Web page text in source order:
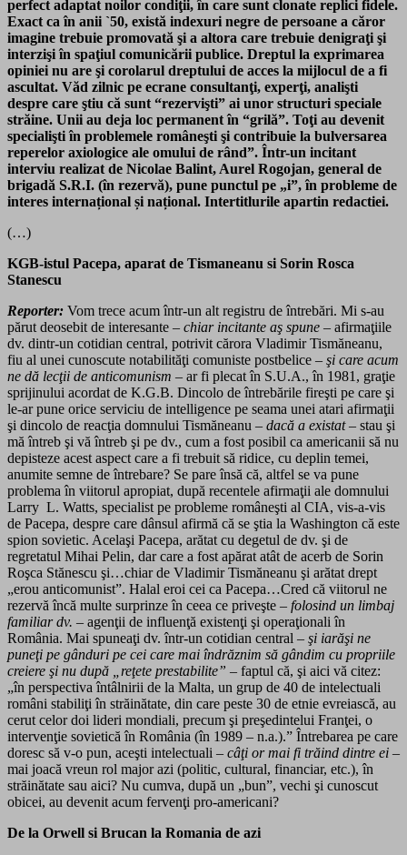
perfect adaptat noilor condiţii, în care sunt clonate replici fidele.
Exact ca în anii `50, există indexuri negre de persoane a căror
imagine trebuie promovată şi a altora care trebuie denigraţi şi
interzişi în spaţiul comunicării publice. Dreptul la exprimarea
opiniei nu are şi corolarul dreptului de acces la mijlocul de a fi
ascultat. Văd zilnic pe ecrane consultanţi, experţi, analişti
despre care ştiu că sunt “rezervişti” ai unor structuri speciale
străine. Unii au deja loc permanent în “grilă”. Toţi au devenit
specialişti în problemele româneşti şi contribuie la bulversarea
reperelor axiologice ale omului de rând”. Într-un incitant
interviu realizat de Nicolae Balint, Aurel Rogojan, general de
brigadă S.R.I. (în rezervă), pune punctul pe „i”, în probleme de
interes internațional și național. Intertitlurile apartin redactiei.
(…)
KGB-istul Pacepa, aparat de Tismaneanu si Sorin Rosca
Stanescu
Reporter: Vom trece acum într-un alt registru de întrebări. Mi s-au
părut deosebit de interesante – chiar incitante aş spune – afirmaţiile
dv. dintr-un cotidian central, potrivit cărora Vladimir Tismăneanu,
fiu al unei cunoscute notabilităţi comuniste postbelice – şi care acum
ne dă lecţii de anticomunism – ar fi plecat în S.U.A., în 1981, graţie
sprijinului acordat de K.G.B. Dincolo de întrebările fireşti pe care şi
le-ar pune orice serviciu de intelligence pe seama unei atari afirmaţii
şi dincolo de reacţia domnului Tismăneanu – dacă a existat– stau şi
mă întreb şi vă întreb şi pe dv., cum a fost posibil ca americanii să nu
depisteze acest aspect care a fi trebuit să ridice, cu deplin temei,
anumite semne de întrebare? Se pare însă că, altfel se va pune
problema în viitorul apropiat, după recentele afirmaţii ale domnului
Larry L. Watts, specialist pe probleme româneşti al CIA, vis-a-vis
de Pacepa, despre care dânsul afirmă că se ştia la Washington că este
spion sovietic. Acelaşi Pacepa, arătat cu degetul de dv. şi de
regretatul Mihai Pelin, dar care a fost apărat atât de acerb de Sorin
Roşca Stănescu şi…chiar de Vladimir Tismăneanu şi arătat drept
„erou anticomunist”. Halal eroi cei ca Pacepa…Cred că viitorul ne
rezervă încă multe surprinze în ceea ce priveşte – folosind un limbaj
familiar dv. – agenţii de influenţă existenţi şi operaţionali în
România. Mai spuneaţi dv. într-un cotidian central – şi iarăşi ne
puneţi pe gânduri pe cei care mai îndrăznim să gândim cu propriile
creiere şi nu după „reţete prestabilite” – faptul că, şi aici vă citez:
„în perspectiva întâlnirii de la Malta, un grup de 40 de intelectuali
români stabiliţi în străinătate, din care peste 30 de etnie evreiască, au
cerut celor doi lideri mondiali, precum şi preşedintelui Franţei, o
intervenţie sovietică în România (în 1989 – n.a.).” Întrebarea pe care
doresc să v-o pun, aceşti intelectuali – câţi or mai fi trăind dintre ei –
mai joacă vreun rol major azi (politic, cultural, financiar, etc.), în
străinătate sau aici? Nu cumva, după un „bun”, vechi şi cunoscut
obicei, au devenit acum fervenţi pro-americani?
De la Orwell si Brucan la Romania de azi